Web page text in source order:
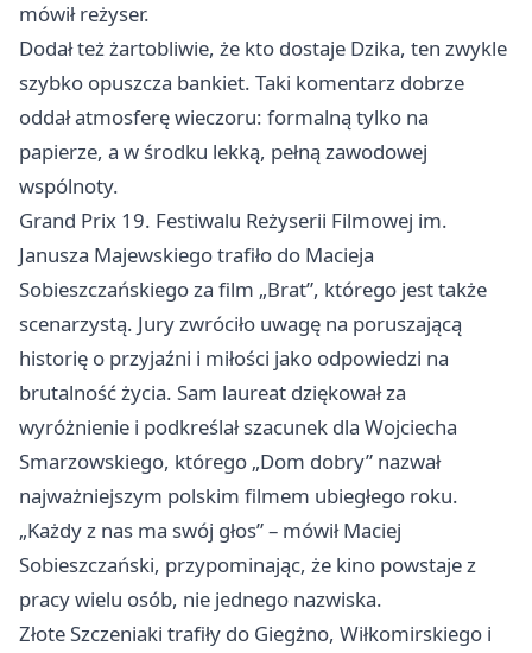
mówił reżyser.
Dodał też żartobliwie, że kto dostaje Dzika, ten zwykle
szybko opuszcza bankiet. Taki komentarz dobrze
oddał atmosferę wieczoru: formalną tylko na
papierze, a w środku lekką, pełną zawodowej
wspólnoty.
Grand Prix 19. Festiwalu Reżyserii Filmowej im.
Janusza Majewskiego trafiło do Macieja
Sobieszczańskiego za film „Brat”, którego jest także
scenarzystą. Jury zwróciło uwagę na poruszającą
historię o przyjaźni i miłości jako odpowiedzi na
brutalność życia. Sam laureat dziękował za
wyróżnienie i podkreślał szacunek dla Wojciecha
Smarzowskiego, którego „Dom dobry” nazwał
najważniejszym polskim filmem ubiegłego roku.
„Każdy z nas ma swój głos” – mówił Maciej
Sobieszczański, przypominając, że kino powstaje z
pracy wielu osób, nie jednego nazwiska.
Złote Szczeniaki trafiły do Giegżno, Wiłkomirskiego i